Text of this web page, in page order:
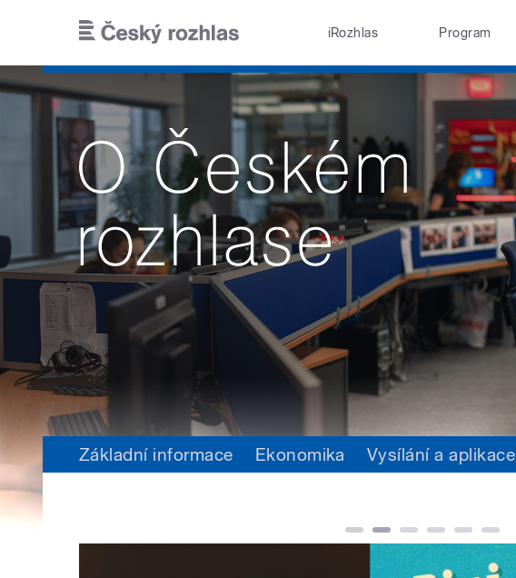
iRozhlas Program
Základní informace Ekonomika Vysílání a aplikace